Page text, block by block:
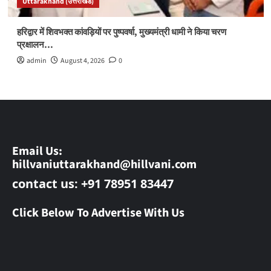
हरिद्वार में शिवभक्त कांवड़ियों पर पुष्पवर्षा, मुख्यमंत्री धामी ने किया चरण
प्रक्षालन…
admin August 4, 2026 0
Email Us:
hillvaniuttarakhand@hillvani.com
contact us: +91 78951 83447
Click Below To Advertise With Us